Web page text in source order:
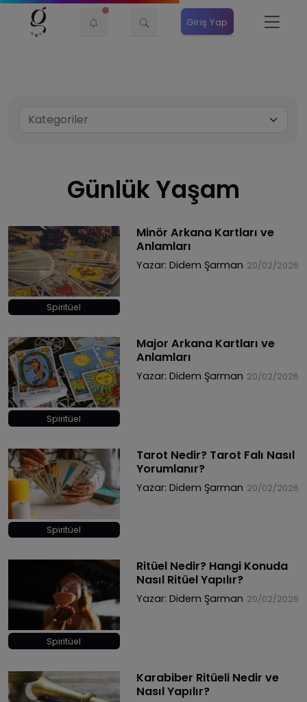
Giriş Yap
Günlük Yaşam
Spiritüel
Minör Arkana Kartları ve
Anlamları
Yazar: Didem Şarman 20/02/2026
Spiritüel
Major Arkana Kartları ve
Anlamları
Yazar: Didem Şarman 20/02/2026
Spiritüel
Tarot Nedir? Tarot Falı Nasıl
Yorumlanır?
Yazar: Didem Şarman 20/02/2026
Spiritüel
Ritüel Nedir? Hangi Konuda
Nasıl Ritüel Yapılır?
Yazar: Didem Şarman 20/02/2026
Karabiber Ritüeli Nedir ve
Nasıl Yapılır?